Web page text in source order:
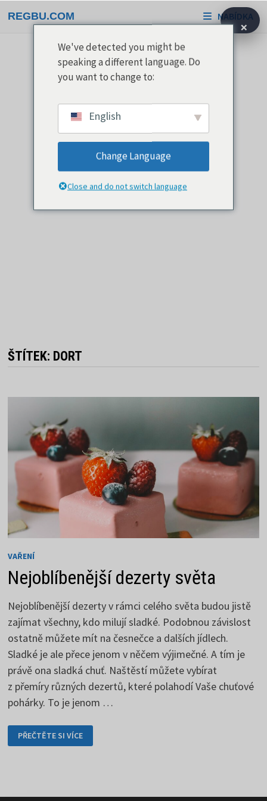
na
REGBU.COM NABÍDKA
ŠTÍTEK: DORT
VAŘENÍ
Nejoblíbenější dezerty světa
Nejoblíbenější dezerty v rámci celého světa budou jistě
zajímat všechny, kdo milují sladké. Podobnou závislost
ostatně můžete mít na česnečce a dalších jídlech.
Sladké je ale přece jenom v něčem výjimečné. A tím je
právě ona sladká chuť. Naštěstí můžete vybírat
z přemíry různých dezertů, které polahodí Vaše chuťové
pohárky. To je jenom …
NEJOBLÍBENĚJŠÍ
DEZERTY
SVĚTA
PŘEČTĚTE SI VÍCE
×
We've detected you might be
speaking a different language. Do
you want to change to:
English
Change Language
Close and do not switch language